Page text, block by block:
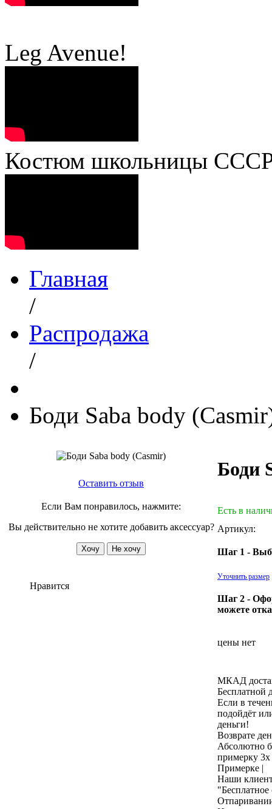
Leg Avenue!
Костюм школьницы
Главная
/
Распродажа
/
Боди Saba body
Оставить отзыв
Если Вам понравилось, нажмите:
Вы действительно не хотите добавить аксессуар?
Нравится
Боди
Есть в
Артикул:
Шаг 1 -
Уточнить размер
Шаг 2 -
можете
цены нет
МКАД
Бесплатной
Если в
подойдёт
деньги!
Возврате
Абсолютно
примерку
Примерке |
Наши